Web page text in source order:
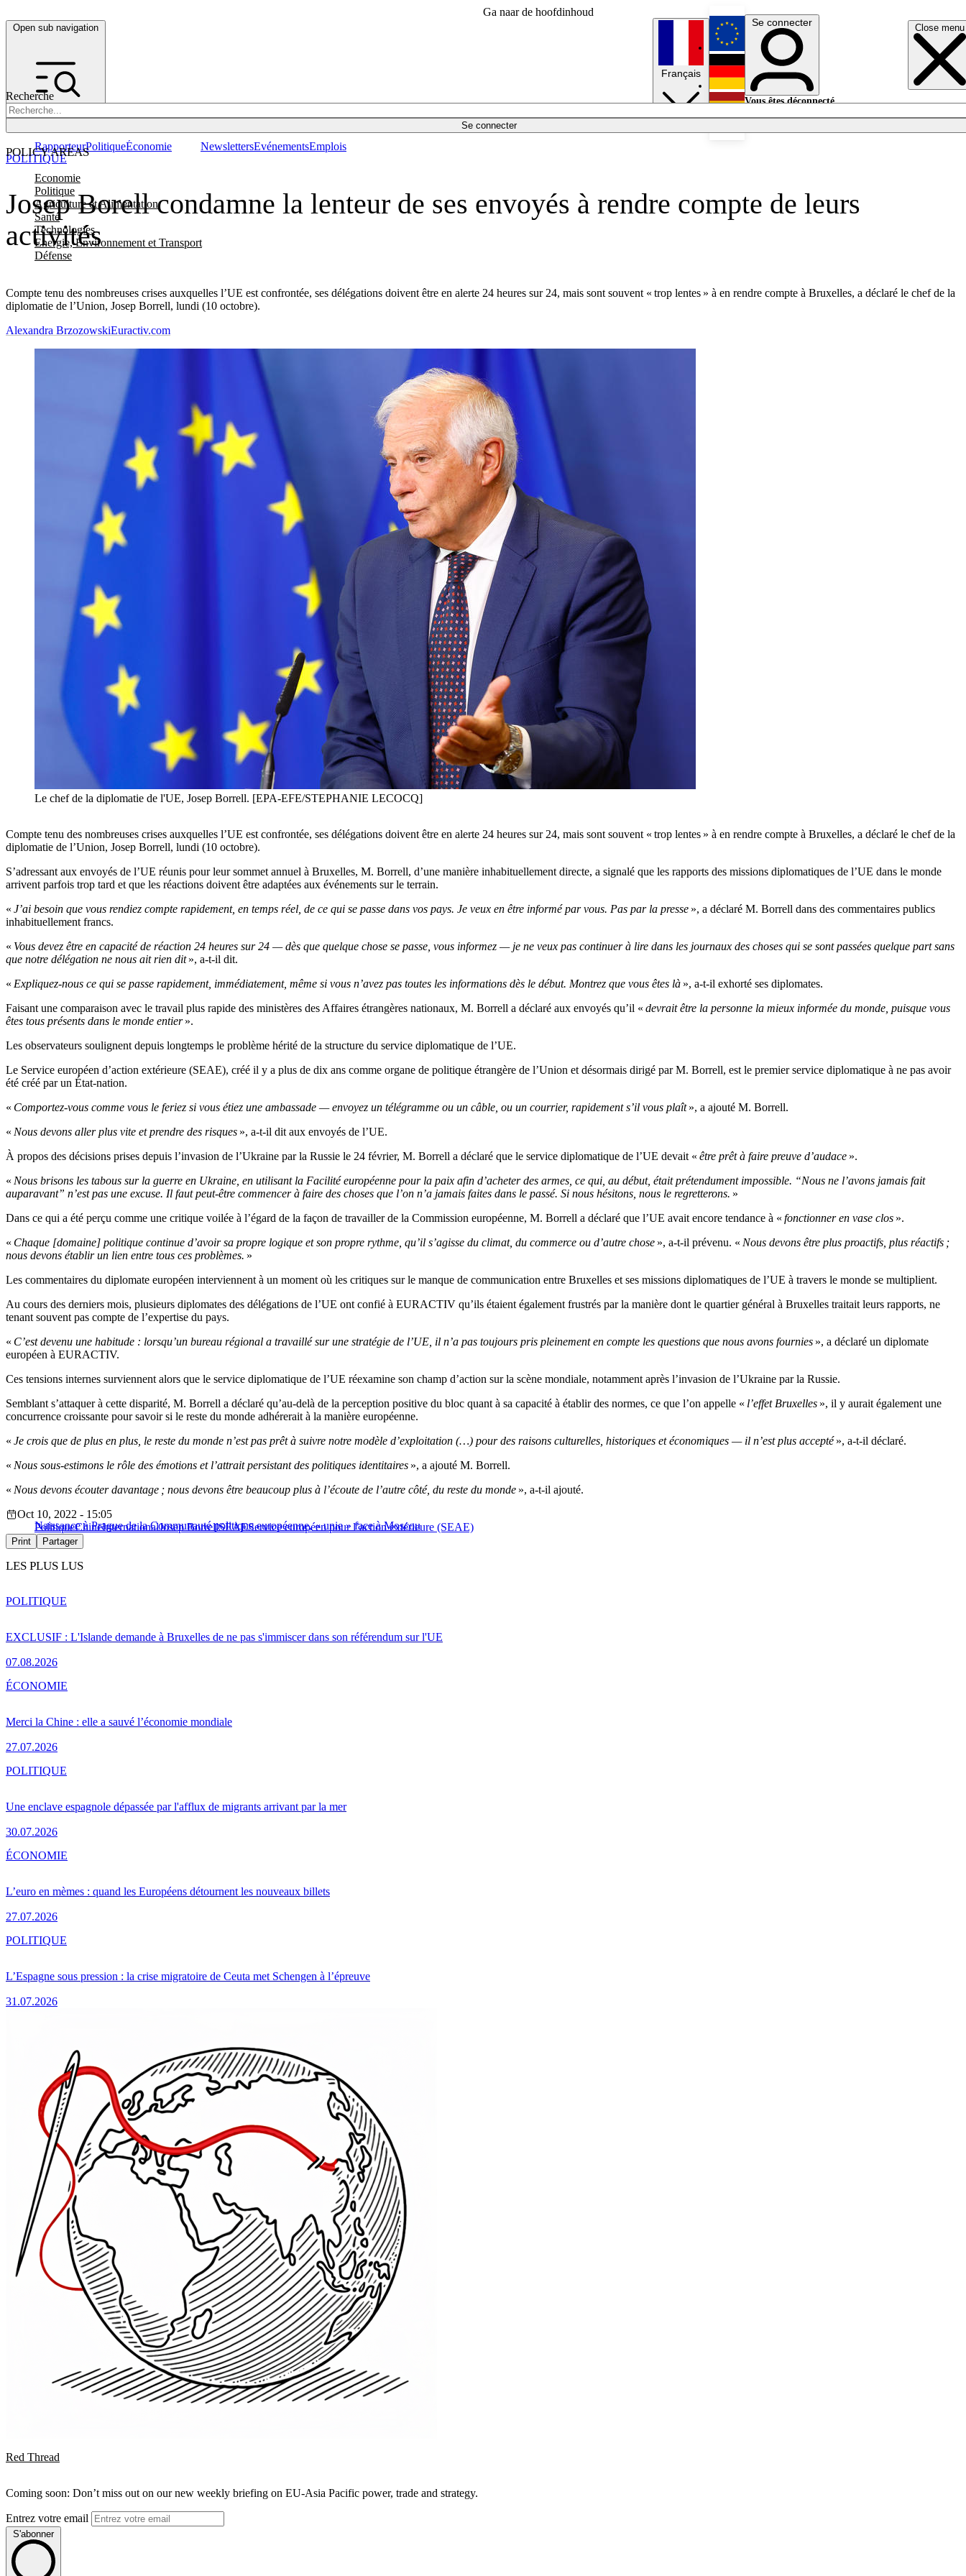
Ga naar de hoofdinhoud
Open sub navigation Close menu
Recherche
Se connecter
POLICY AREAS
Economie
Politique
Agriculture et Alimentation
Santé
Technologies
Energie, Environnement et Transport
Défense
RapporteurPolitiqueÉconomie NewslettersEvénementsEmplois
Français
English
Deutsch
Se connecter
Vous êtes déconnecté.
Josep Borell condamne la lenteur de ses envoyés à rendre compte de leurs
activités
Compte tenu des nombreuses crises auxquelles l’UE est confrontée, ses délégations doivent être en alerte 24 heures sur 24, mais sont souvent « trop lentes » à en rendre compte à Bruxelles, a déclaré le chef de la
diplomatie de l’Union, Josep Borrell, lundi (10 octobre).
POLITIQUE
Alexandra BrzozowskiEuractiv.com
Le chef de la diplomatie de l'UE, Josep Borrell. [EPA-EFE/STEPHANIE LECOCQ]
Compte tenu des nombreuses crises auxquelles l’UE est confrontée, ses délégations doivent être en alerte 24 heures sur 24, mais sont souvent « trop lentes » à en rendre compte à Bruxelles, a déclaré le chef de la
diplomatie de l’Union, Josep Borrell, lundi (10 octobre).
S’adressant aux envoyés de l’UE réunis pour leur sommet annuel à Bruxelles, M. Borrell, d’une manière inhabituellement directe, a signalé que les rapports des missions diplomatiques de l’UE dans le monde
arrivent parfois trop tard et que les réactions doivent être adaptées aux événements sur le terrain.
« J’ai besoin que vous rendiez compte rapidement, en temps réel, de ce qui se passe dans vos pays. Je veux en être informé par vous. Pas par la presse », a déclaré M. Borrell dans des commentaires publics
inhabituellement francs.
« Vous devez être en capacité de réaction 24 heures sur 24 — dès que quelque chose se passe, vous informez — je ne veux pas continuer à lire dans les journaux des choses qui se sont passées quelque part sans
que notre délégation ne nous ait rien dit», a-t-il dit.
« Expliquez-nous ce qui se passe rapidement, immédiatement, même si vous n’avez pas toutes les informations dès le début. Montrez que vous êtes là », a-t-il exhorté ses diplomates.
Faisant une comparaison avec le travail plus rapide des ministères des Affaires étrangères nationaux, M. Borrell a déclaré aux envoyés qu’il « devrait être la personne la mieux informée du monde, puisque vous
êtes tous présents dans le monde entier».
Les observateurs soulignent depuis longtemps le problème hérité de la structure du service diplomatique de l’UE.
Le Service européen d’action extérieure (SEAE), créé il y a plus de dix ans comme organe de politique étrangère de l’Union et désormais dirigé par M. Borrell, est le premier service diplomatique à ne pas avoir
été créé par un État-nation.
« Comportez-vous comme vous le feriez si vous étiez une ambassade — envoyez un télégramme ou un câble, ou un courrier, rapidement s’il vous plaît», a ajouté M. Borrell.
« Nous devons aller plus vite et prendre des risques », a-t-il dit aux envoyés de l’UE.
À propos des décisions prises depuis l’invasion de l’Ukraine par la Russie le 24 février, M. Borrell a déclaré que le service diplomatique de l’UE devait « être prêt à faire preuve d’audace ».
« Nous brisons les tabous sur la guerre en Ukraine, en utilisant la Facilité européenne pour la paix afin d’acheter des armes, ce qui, au début, était prétendument impossible. “Nous ne l’avons jamais fait
auparavant” n’est pas une excuse. Il faut peut-être commencer à faire des choses que l’on n’a jamais faites dans le passé. Si nous hésitons, nous le regretterons. »
Dans ce qui a été perçu comme une critique voilée à l’égard de la façon de travailler de la Commission européenne, M. Borrell a déclaré que l’UE avait encore tendance à « fonctionner en vase clos ».
« Chaque [domaine] politique continue d’avoir sa propre logique et son propre rythme, qu’il s’agisse du climat, du commerce ou d’autre chose », a-t-il prévenu. « Nous devons être plus proactifs, plus réactifs ;
nous devons établir un lien entre tous ces problèmes. »
Les commentaires du diplomate européen interviennent à un moment où les critiques sur le manque de communication entre Bruxelles et ses missions diplomatiques de l’UE à travers le monde se multiplient.
Au cours des derniers mois, plusieurs diplomates des délégations de l’UE ont confié à EURACTIV qu’ils étaient également frustrés par la manière dont le quartier général à Bruxelles traitait leurs rapports, ne
tenant souvent pas compte de l’expertise du pays.
« C’est devenu une habitude : lorsqu’un bureau régional a travaillé sur une stratégie de l’UE, il n’a pas toujours pris pleinement en compte les questions que nous avons fournies », a déclaré un diplomate
européen à EURACTIV.
Ces tensions internes surviennent alors que le service diplomatique de l’UE réexamine son champ d’action sur la scène mondiale, notamment après l’invasion de l’Ukraine par la Russie.
Semblant s’attaquer à cette disparité, M. Borrell a déclaré qu’au-delà de la perception positive du bloc quant à sa capacité à établir des normes, ce que l’on appelle « l’effet Bruxelles », il y aurait également une
concurrence croissante pour savoir si le reste du monde adhérerait à la manière européenne.
« Je crois que de plus en plus, le reste du monde n’est pas prêt à suivre notre modèle d’exploitation (…) pour des raisons culturelles, historiques et économiques — il n’est plus accepté», a-t-il déclaré.
« Nous sous-estimons le rôle des émotions et l’attrait persistant des politiques identitaires », a ajouté M. Borrell.
« Nous devons écouter davantage ; nous devons être beaucoup plus à l’écoute de l’autre côté, du reste du monde », a-t-il ajouté.
Naissance à Prague de la Communauté politique européenne, « unie » face à Moscou
Oct 10, 2022 - 15:05
PolitiqueChineInternationalJosep BorrellSEAEService européen pour l’action extérieure (SEAE)
Print Partager
LES PLUS LUS
EXCLUSIF : L'Islande demande à Bruxelles de ne pas s'immiscer dans son référendum sur l'UE
07.08.2026
POLITIQUE
Merci la Chine : elle a sauvé l’économie mondiale
27.07.2026
ÉCONOMIE
Une enclave espagnole dépassée par l'afflux de migrants arrivant par la mer
30.07.2026
POLITIQUE
L’euro en mèmes : quand les Européens détournent les nouveaux billets
27.07.2026
ÉCONOMIE
L’Espagne sous pression : la crise migratoire de Ceuta met Schengen à l’épreuve
31.07.2026
POLITIQUE
Red Thread
Coming soon: Don’t miss out on our new weekly briefing on EU-Asia Pacific power, trade and strategy.
Entrez votre email
S'abonner